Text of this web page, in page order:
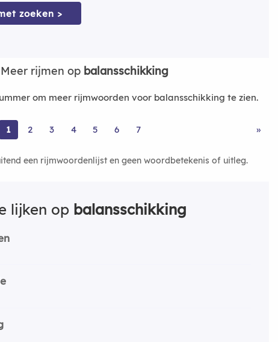
zoeken >
Meer rijmen op balansschikking
om meer rijmwoorden voor balansschikking te zien.
1 2 3 4 5 6 7 »
een rijmwoordenlijst en geen woordbetekenis of uitleg.
lijken op balansschikking